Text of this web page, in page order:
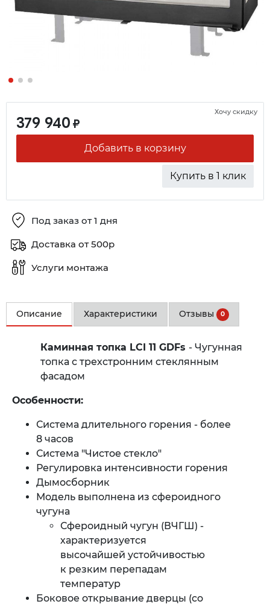
379 940 ₽
Добавить в корзину
Купить в 1 клик
Хочу скидку
Под заказ от 1 дня
Доставка от 500р
Услуги монтажа
Описание Характеристики Отзывы 0
Каминная топка LCI 11 GDFs - Чугунная
топка с трехстронним стеклянным
фасадом
Особенности:
Система длительного горения - более
8 часов
Система "Чистое стекло"
Регулировка интенсивности горения
Дымосборник
Модель выполнена из сфероидного
чугуна
Сфероидный чугун (ВЧГШ) -
характеризуется
высочайшей устойчивостью
к резким перепадам
температур
Боковое открывание дверцы (со